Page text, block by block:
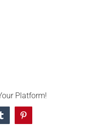
Platform!
TumblrPinterest